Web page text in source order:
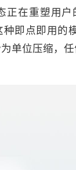
正在重塑用
种即点即用
单位压缩，